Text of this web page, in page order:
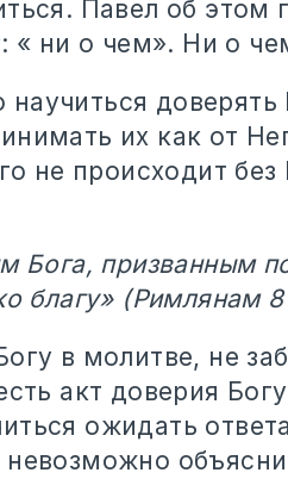
Павел об этом
« ни о чем». Ни о
доверять
их как от
не происходит
Бога, призванным
благу» (Римлянам
в молитве, не
акт доверия
ожидать